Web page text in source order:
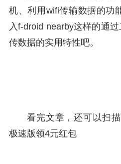
机、利用wifi传输数据的功
入f-droid nearby这样的通
传数据的实用特性吧。
看完文章，还可以扫
极速版领4元红包